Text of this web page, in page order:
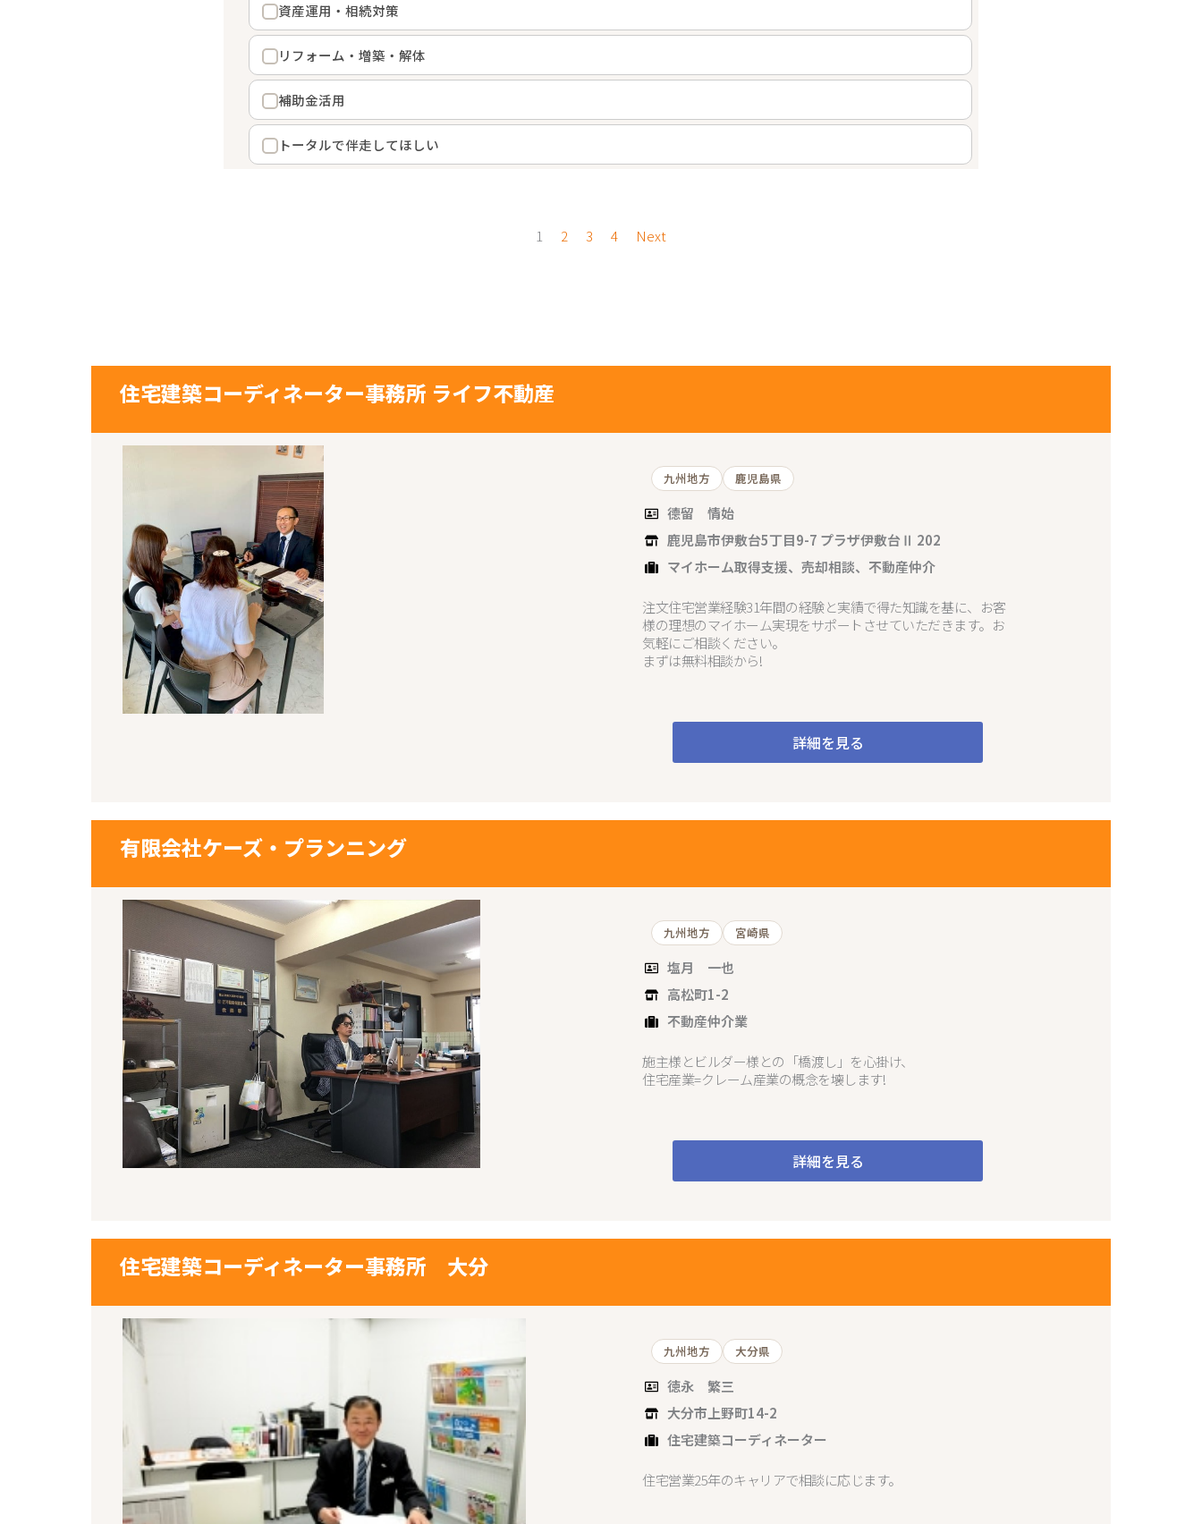
資産運用・相続対策
リフォーム・増築・解体
補助金活用
トータルで伴走してほしい
1 2 3 4 Next
住宅建築コーディネーター事務所 ライフ不動産
九州地方 鹿児島県
德留 情始
鹿児島市伊敷台5丁目9-7 プラザ伊敷台Ⅱ 202
マイホーム取得支援、売却相談、不動産仲介
注文住宅営業経験31年間の経験と実績で得た知識を基に、お客
様の理想のマイホーム実現をサポートさせていただきます。お
気軽にご相談ください。
まずは無料相談から!
詳細を見る
有限会社ケーズ・プランニング
九州地方 宮崎県
塩月 一也
高松町1-2
不動産仲介業
施主様とビルダー様との「橋渡し」を心掛け、
住宅産業=クレーム産業の概念を壊します!
詳細を見る
住宅建築コーディネーター事務所 大分
九州地方 大分県
徳永 繁三
大分市上野町14-2
住宅建築コーディネーター
住宅営業25年のキャリアで相談に応じます。